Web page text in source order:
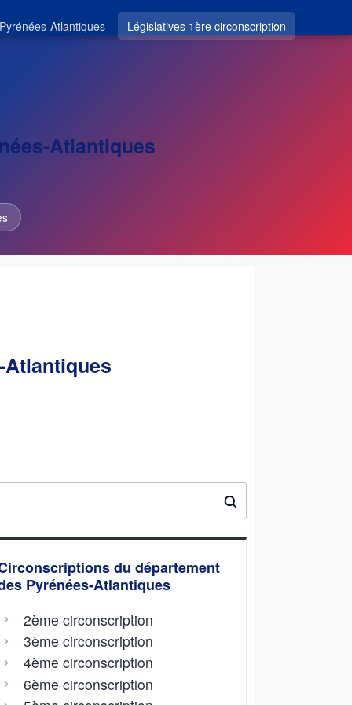
Atlantiques Législatives 1ère circonscription
Atlantiques
du département
Pyrénées-Atlantiques
2ème circonscription
3ème circonscription
4ème circonscription
6ème circonscription